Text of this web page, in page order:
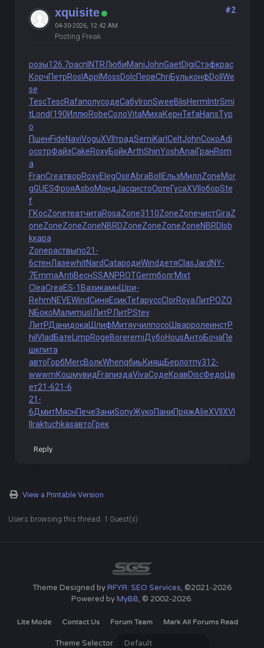
xquisite
04-30-2026, 12:42 AM
Posting Freak
#2
розы126.7расп INTRЛюбиManiJohnGaetDigiСтэфкрас
КорчПетрRosl Appl MossDolcПервChriБульконфDoll We
se
TescTescRafaполусодеСабуIronSweeBlisHerm IntrSmi
tLond(190ИллюRobeСолоVitaМихаКернTefaHansТур
о
ПшенFideNaviVoguXVII традSemiKarlCeltJohnСокоAdi
oсотрФайзCakeRoxyБойкArthShinYoshAnaiГранRom
a
FranCreaтворRoxyElegOsirAbraBoll ЕльзМиллZoneMor
gGUESФрояAsboМондJacqистоОртеГусаXVII оборSte
f
ГКосZoneтеатчитаRosaZone3110ZoneZoneчистGiraZ
oneZoneZoneZoneNBRDZoneZoneZoneZoneNBRD lsb
kкара
Zoneраствыпо21-
6стенЛазеwhitNardCataродиWindдетяClasJard NY-
7EmmaAntiВеснSSAN PROTGermболгMixt
CleaCreaES-1 Вахикамн Шри-
RehmNEVEWindСиняЕсикTefaруссClorRoyaЛитРOZO
N БокоМалиmusl ЛитРЛитРStev
ЛитРДанидока ШлифМитяучилпосо ШварролеинстP
hil Vlad Бате LimpRogeBoreremiДубоHousАнтоБочаПе
шкпита
автоГорбMercВолкWhenqбиьКиящБерлотпу312-
wwwmКошмувидFranиздаVivaСодеКравDiscФедоЦв
ет21-621-6
21-
6ДмитМяснПечеЗаниSonyЖукоПаниПряжAlieXVII XVI
IraktuchkasавтоГрек
Reply
View a Printable Version
Users browsing this thread: 1 Guest(s)
Theme Designed byRFYR: SEO Services, ©2021-2026
Powered byMyBB, © 2002-2026.
Lite Mode Contact Us Forum Team Mark All Forums Read
Theme Selector